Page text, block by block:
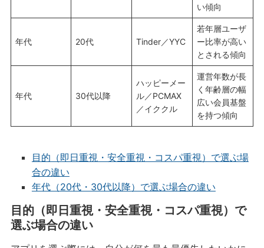
い傾向
年代 20代 Tinder／YYC
若年層ユーザ
ー比率が高い
とされる傾向
年代 30代以降
ハッピーメー
ル／PCMAX
／イククル
運営年数が長
く年齢層の幅
広い会員基盤
を持つ傾向
目的（即日重視・安全重視・コスパ重視）で選ぶ場
合の違い
年代（20代・30代以降）で選ぶ場合の違い
目的（即日重視・安全重視・コスパ重視）で
選ぶ場合の違い